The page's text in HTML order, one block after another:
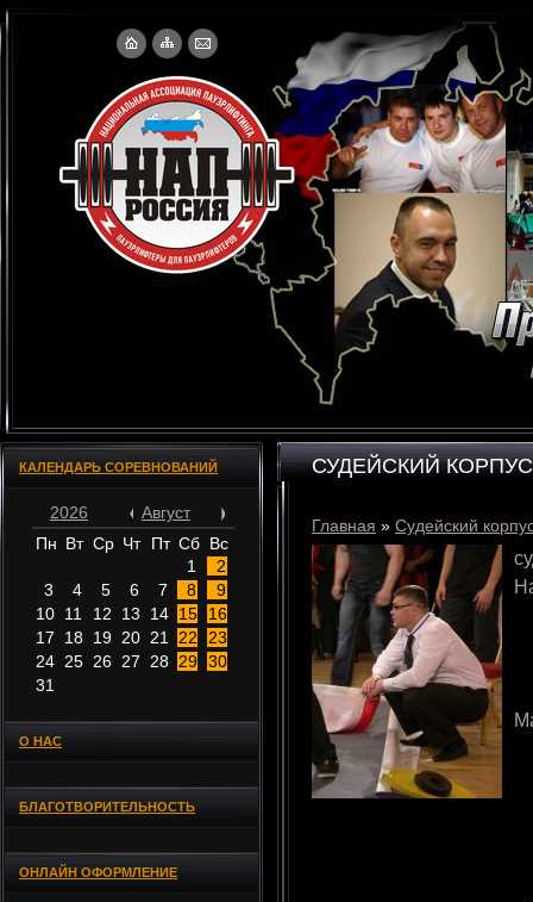
КАЛЕНДАРЬ СОРЕВНОВАНИЙ
2026
Август
Пн Вт Ср Чт Пт Сб Вс
1
2
3
4 5 6 7 8
9
10 11 12 13 14 15
16
17
18 19 20 21 22
23
24 25 26 27 28 29 30
31
О НАС
БЛАГОТВОРИТЕЛЬНОСТЬ
ОНЛАЙН ОФОРМЛЕНИЕ
СУДЕЙСКИЙ КОРПУС
Главная » Судейский